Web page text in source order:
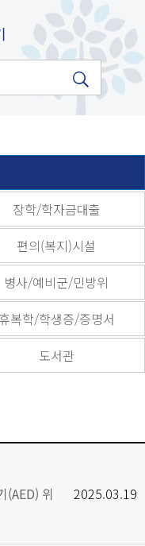
장학/학자금대출
편의(복지)시설
병사/예비군/민방위
휴복학/학생증/증명서
도서관
(AED) 위
2025.03.19